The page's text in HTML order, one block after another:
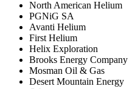
North American Helium
PGNiG SA
Avanti Helium
First Helium
Helix Exploration
Brooks Energy Company
Mosman Oil & Gas
Desert Mountain Energy